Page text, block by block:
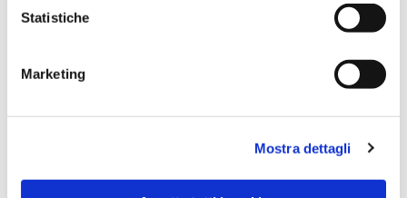
Statistiche
Marketing
Mostra dettagli